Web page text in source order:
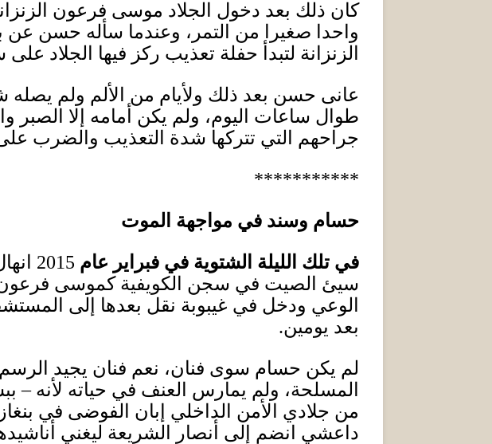
كان ذلك بعد دخول الجلاد موسى فرعون
واحدا صغيرا من التمر، وعندما سأله حسن عن
الزنزانة لتبدأ حفلة تعذيب ركز فيها
عانى حسن بعد ذلك ولأيام من الألم ولم يصله
طوال ساعات اليوم، ولم يكن أمامه إلا الصبر
جراحهم التي تتركها شدة التعذيب والضرب
***********
حسام وسند في مواجهة الموت
في تلك الليلة الشتوية في فبراير عام 2015
سيئ الصيت في سجن الكويفية كموسى
الوعي ودخل في غيبوبة نقل بعدها إلى
بعد يومين.
لم يكن حسام سوى فنان، نعم فنان يجيد الرسم
المسلحة، ولم يمارس العنف في حياته لأنه –
من جلادي الأمن الداخلي إبان الفوضى في
داعشي انضم إلى أنصار الشريعة ليغني